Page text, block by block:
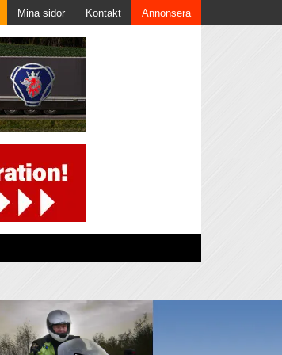
Mina sidor Kontakt Annonsera